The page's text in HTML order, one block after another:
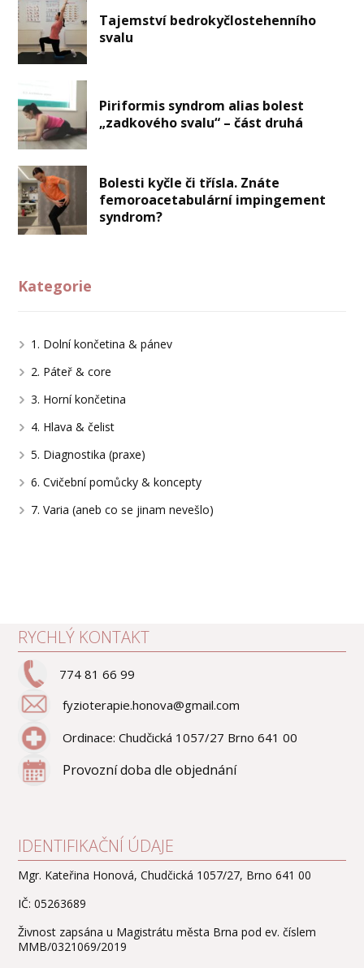
Tajemství bedrokyčlostehenního
svalu
Piriformis syndrom alias bolest
„zadkového svalu“ – část druhá
Bolesti kyčle či třísla. Znáte
femoroacetabulární impingement
syndrom?
Kategorie
1. Dolní končetina & pánev
2. Páteř & core
3. Horní končetina
4. Hlava & čelist
5. Diagnostika (praxe)
6. Cvičební pomůcky & koncepty
7. Varia (aneb co se jinam nevešlo)
RYCHLÝ KONTAKT
774 81 66 99
fyzioterapie.honova@gmail.com
Ordinace: Chudčická 1057/27 Brno 641 00
Provozní doba dle objednání
IDENTIFIKAČNÍ ÚDAJE
Mgr. Kateřina Honová, Chudčická 1057/27, Brno 641 00
IČ: 05263689
Živnost zapsána u Magistrátu města Brna pod ev. číslem
MMB/0321069/2019